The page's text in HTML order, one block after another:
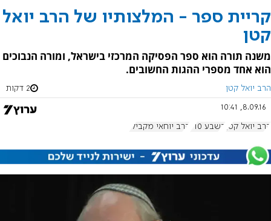
קריית ספר - המלצותיו של הרב יואל
קטן
משנה תורה הוא ספר הפסיקה המרכזי בישראל, ומורה הנבוכים
הוא אחד מספרי ההגות החשובים.
הרב יואל קטן 2 דקות
8.09.16, 10:41
הרב יואל קטן בשבע 710 הרב יוחאי מקבילי